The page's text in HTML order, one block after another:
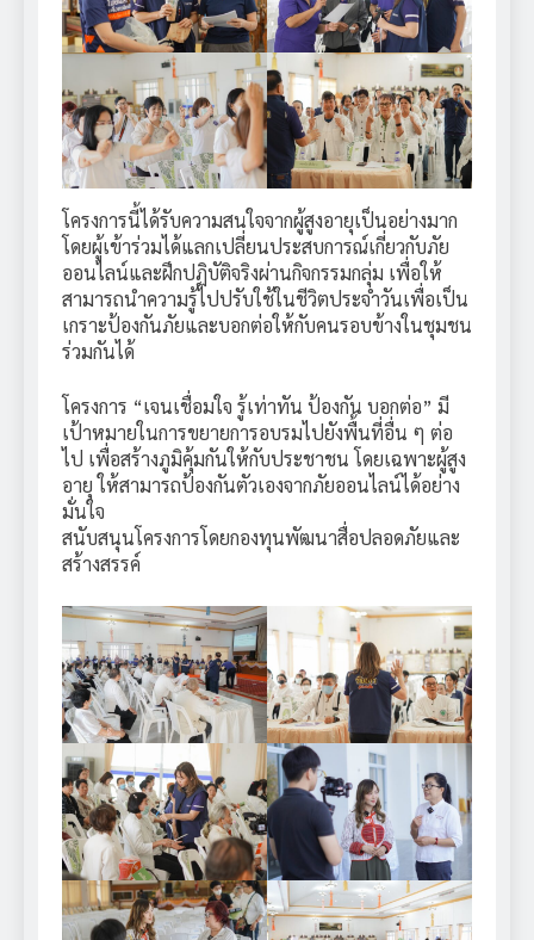
โครงการนี้ได้รับความสนใจจากผู้สูงอายุเป็นอย่างมาก
โดยผู้เข้าร่วมได้แลกเปลี่ยนประสบการณ์เกี่ยวกับภัย
ออนไลน์และฝึกปฏิบัติจริงผ่านกิจกรรมกลุ่ม เพื่อให้
สามารถนำความรู้ไปปรับใช้ในชีวิตประจำวันเพื่อเป็น
เกราะป้องกันภัยและบอกต่อให้กับคนรอบข้างในชุมชน
ร่วมกันได้
โครงการ “เจนเชื่อมใจ รู้เท่าทัน ป้องกัน บอกต่อ” มี
เป้าหมายในการขยายการอบรมไปยังพื้นที่อื่น ๆ ต่อ
ไป เพื่อสร้างภูมิคุ้มกันให้กับประชาชน โดยเฉพาะผู้สูง
อายุ ให้สามารถป้องกันตัวเองจากภัยออนไลน์ได้อย่าง
มั่นใจ
สนับสนุนโครงการโดยกองทุนพัฒนาสื่อปลอดภัยและ
สร้างสรรค์